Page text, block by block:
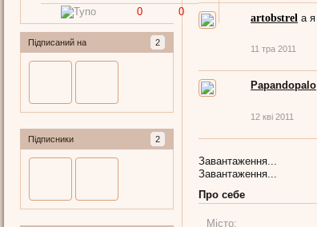
0
0
Підписаний на 2
Підписники 2
artobstrel а
11 тра 2011
Papandopalo
12 кві 2011
Завантаження...
Завантаження...
Про себе
Місто: